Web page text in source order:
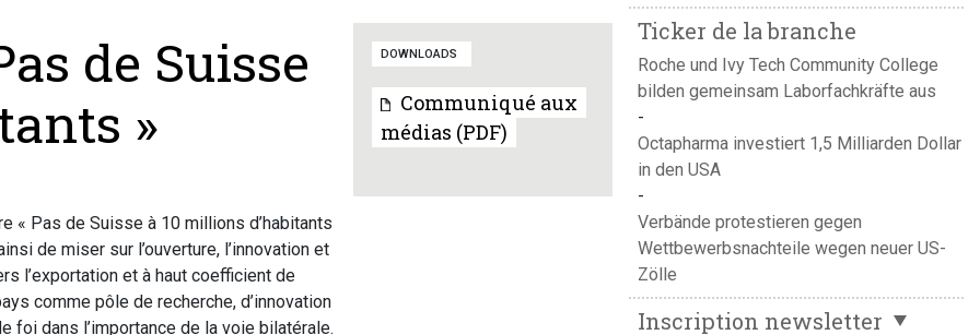
de Suisse
»
« Pas de Suisse à 10 millions d’habitants
de miser sur l’ouverture, l’innovation et
l’exportation et à haut coefficient de
comme pôle de recherche, d’innovation
foi dans l’importance de la voie bilatérale.
DOWNLOADS
Communiqué aux
médias (PDF)
Ticker de la branche
Roche und Ivy Tech Community College
bilden gemeinsam Laborfachkräfte aus
Octapharma investiert 1,5 Milliarden Dollar
in den USA
Verbände protestieren gegen
Wettbewerbsnachteile wegen neuer US-
Zölle
Inscription newsletter